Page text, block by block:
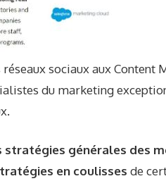
sociaux aux Content
du marketing
stratégies générales des
en coulisses de